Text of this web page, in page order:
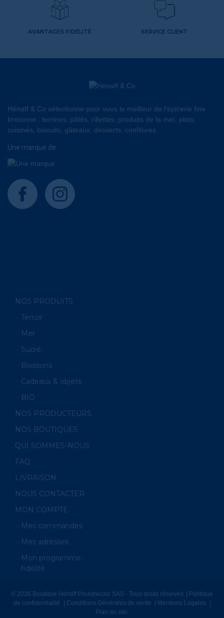
AVANTAGES FIDÉLITÉ SERVICE CLIENT
Hénaff & Co sélectionne pour vous le meilleur de l'épicerie fine
bretonne : terrines, pâtés, rillettes, produits de la mer, plats
cuisinés, biscuits, gâteaux, desserts, confitures...
Une marque de:
facebook instagram
NOS PRODUITS
Terroir
Mer
Sucré
Boissons
Cadeaux & objets
BIO
NOS PRODUCTEURS
NOS BOUTIQUES
QUI SOMMES-NOUS
FAQ
LIVRAISON
NOUS CONTACTER
MON COMPTE
Mes commandes
Mes adresses
Mon programme
fidélité
© 2026 Boutique Hénaff Pouldreuzic SAS - Tous droits réservés
Politique
de confidentialité
Conditions Générales de vente
Mentions Légales
Plan du site